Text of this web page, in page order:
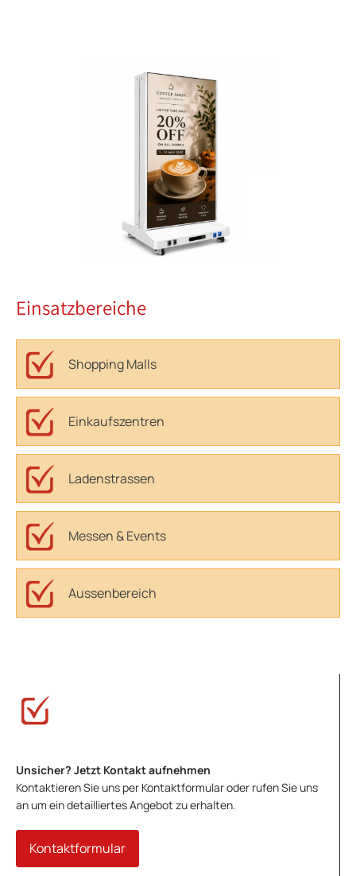
Einsatzbereiche
Shopping Malls
Einkaufszentren
Ladenstrassen
Messen & Events
Aussenbereich
Unsicher? Jetzt Kontakt aufnehmen
Kontaktieren Sie uns per Kontaktformular oder rufen Sie uns
an um ein detailliertes Angebot zu erhalten.
Kontaktformular